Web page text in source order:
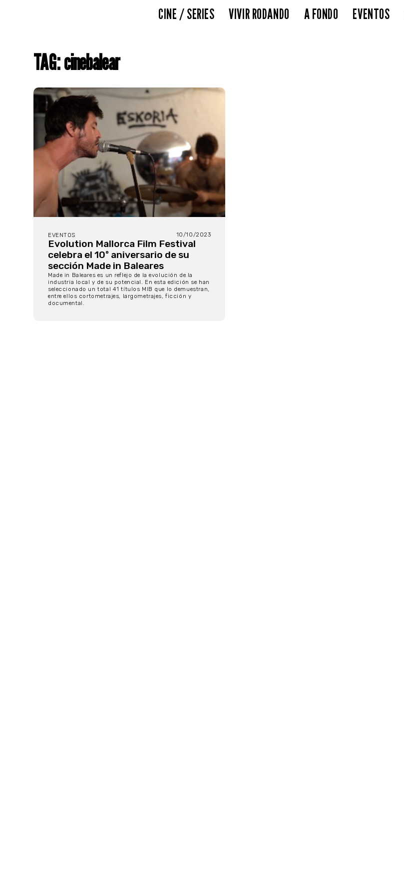
CINE / SERIES VIVIR RODANDO A FONDO EVENTOS
TAG: cinebalear
EVENTOS 10/10/2023
Evolution Mallorca Film Festival
celebra el 10º aniversario de su
sección Made in Baleares
Made in Baleares es un reflejo de la evolución de la
industria local y de su potencial. En esta edición se han
seleccionado un total 41 títulos MIB que lo demuestran,
entre ellos cortometrajes, largometrajes, ficción y
documental.